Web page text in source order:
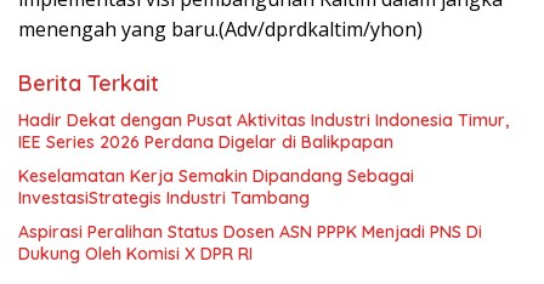
menengah yang baru.(Adv/dprdkaltim/yhon)
Berita Terkait
Hadir Dekat dengan Pusat Aktivitas Industri Indonesia Timur,
IEE Series 2026 Perdana Digelar di Balikpapan
Keselamatan Kerja Semakin Dipandang Sebagai
InvestasiStrategis Industri Tambang
Aspirasi Peralihan Status Dosen ASN PPPK Menjadi PNS Di
Dukung Oleh Komisi X DPR RI